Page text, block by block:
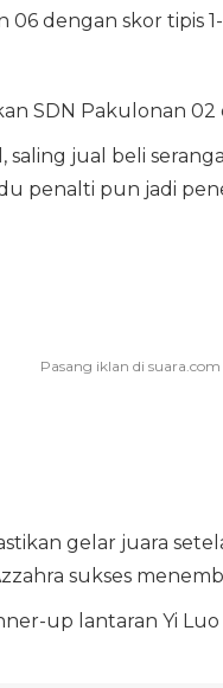
dengan skor tipis
SDN Pakulonan
saling jual beli
penalti pun jadi
gelar juara
sukses
up lantaran Yi